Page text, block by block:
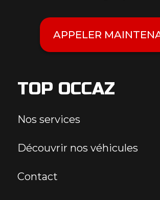
APPELER
TOP OCCAZ
Nos services
Découvrir nos véhicules
Contact